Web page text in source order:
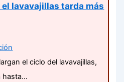
el lavavajillas tarda más
el ciclo del lavavajillas,
hasta…